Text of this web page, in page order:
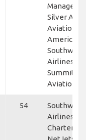
Silver Air,
Aviation,
America,
Southwest
Airlines,
Summit
Aviation
54
Southwest
Airlines,
Charters,